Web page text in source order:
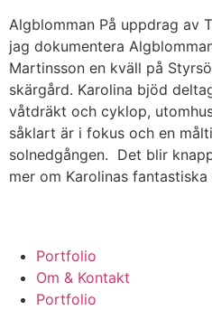
Algblomman På uppdrag av
jag dokumentera
Martinsson en kväll på
skärgård. Karolina bjöd
våtdräkt och cyklop,
såklart är i fokus och en
solnedgången. Det blir
mer om Karolinas
Portfolio
Om & Kontakt
Portfolio